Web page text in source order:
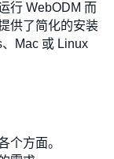
行 WebODM 而
供了简化的安装
Mac 或 Linux
个方面。